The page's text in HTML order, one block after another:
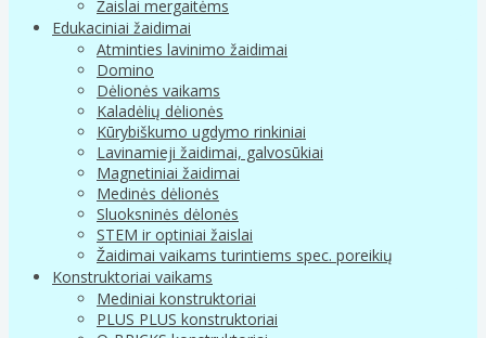
Žaislai mergaitėms
Edukaciniai žaidimai
Atminties lavinimo žaidimai
Domino
Dėlionės vaikams
Kaladėlių dėlionės
Kūrybiškumo ugdymo rinkiniai
Lavinamieji žaidimai, galvosūkiai
Magnetiniai žaidimai
Medinės dėlionės
Sluoksninės dėlonės
STEM ir optiniai žaislai
Žaidimai vaikams turintiems spec. poreikių
Konstruktoriai vaikams
Mediniai konstruktoriai
PLUS PLUS konstruktoriai